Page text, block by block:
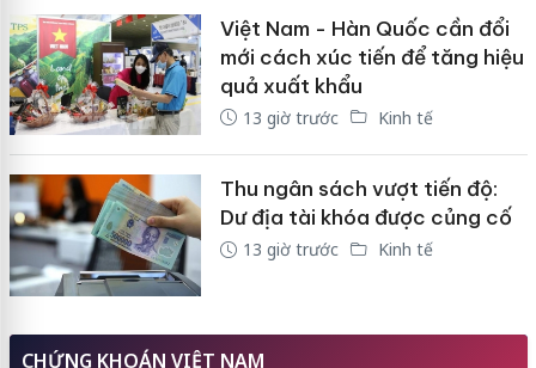
Việt Nam - Hàn Quốc cần đổi
mới cách xúc tiến để tăng hiệu
quả xuất khẩu
13 giờ trước Kinh tế
Thu ngân sách vượt tiến độ:
Dư địa tài khóa được củng cố
13 giờ trước Kinh tế
CHỨNG KHOÁN VIỆT NAM